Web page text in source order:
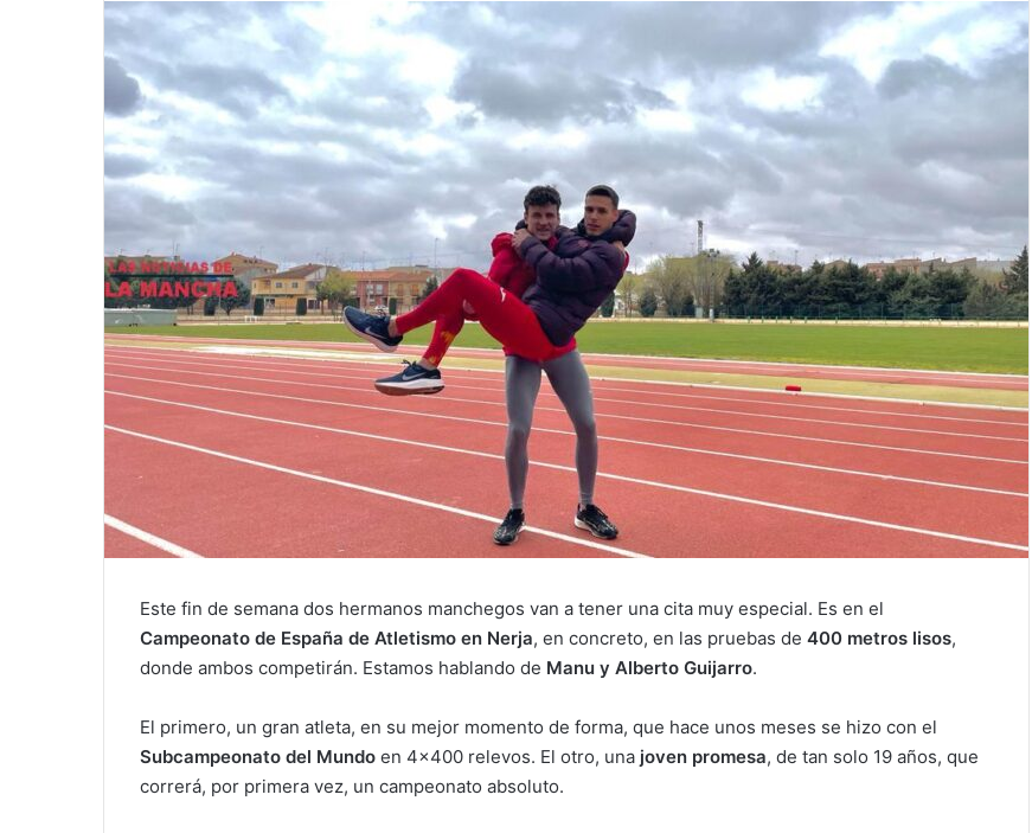
Este fin de semana dos hermanos manchegos van a tener una cita muy especial. Es en el
Campeonato de España de Atletismo en Nerja, en concreto, en las pruebas de 400 metros lisos,
donde ambos competirán. Estamos hablando de Manu y Alberto Guijarro.
El primero, un gran atleta, en su mejor momento de forma, que hace unos meses se hizo con el
Subcampeonato del Mundo en 4×400 relevos. El otro, una joven promesa, de tan solo 19 años, que
correrá, por primera vez, un campeonato absoluto.